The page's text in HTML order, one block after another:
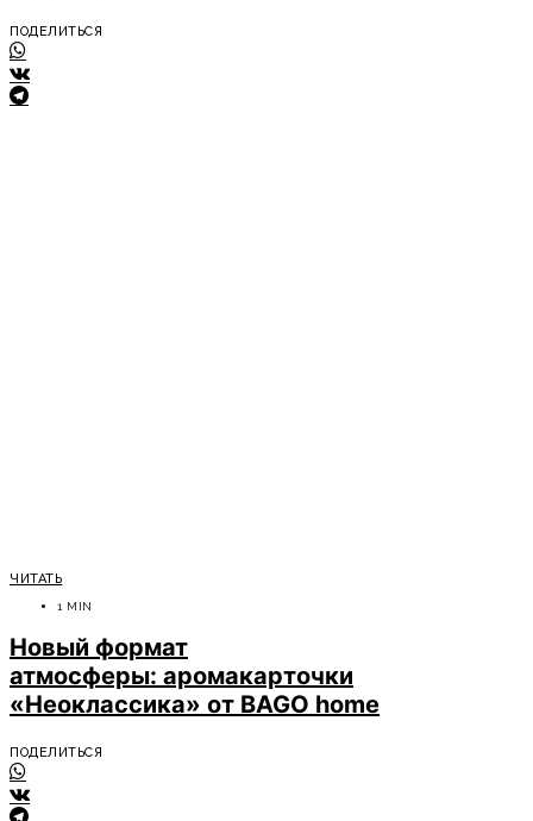
ПОДЕЛИТЬСЯ
ЧИТАТЬ
1 MIN
Новый формат
атмосферы: аромакарточки
«Неоклассика» от BAGO home
ПОДЕЛИТЬСЯ